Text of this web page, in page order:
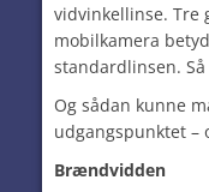
vidvinkellinse. Tre
mobilkamera
standardlinsen.
Og sådan kunne
udgangspunktet –
Brændvidden